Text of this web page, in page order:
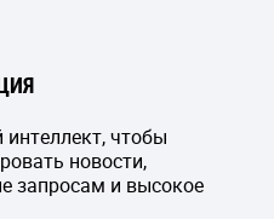
интеллект, чтобы
новости,
запросам и высокое